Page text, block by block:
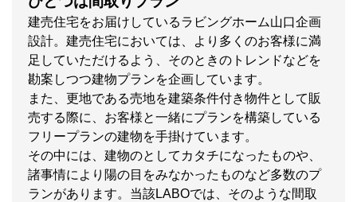
建売住宅をお届けしているラビングホーム山口企画
設計。建売住宅においては、より多くのお客様に満
足していただけるよう、そのときのトレンドなどを
勘案しつつ建物プランを企画しています。
また、更地である売地を建築条件付き物件として販
売する際に、お客様と一緒にプランを構築している
フリープランの建物を手掛けています。
その中には、建物のとしてカタチになったものや、
諸事情により陽の目をみなかったものなど多数のプ
ランがあります。当該LABOでは、そのような間取